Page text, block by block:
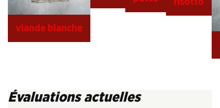
viande blanche
risotto
Évaluations actuelles